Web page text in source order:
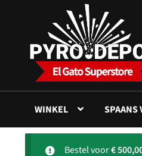
navigatie
inhoud
WINKEL SPAANS
Bestel voor€